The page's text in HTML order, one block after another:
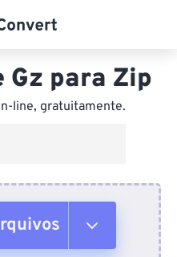
Gz para Zip
line, gratuitamente.